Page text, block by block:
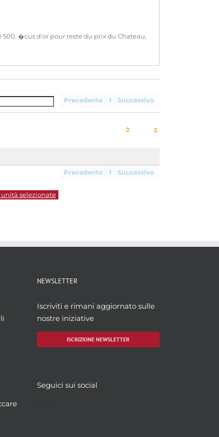
�cus d'or pour reste du prix du Chateau,
Precedente
1 Successivo
Precedente 1 Successivo
selezionate
NEWSLETTER
Iscriviti e rimani aggiornato sulle
nostre iniziative
ISCRIZIONE NEWSLETTER
Seguici sui social